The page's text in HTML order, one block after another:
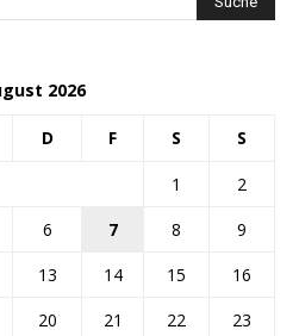
2026
D F S S
1
2
6 7 8
9
13 14 15
16
20 21 22
23